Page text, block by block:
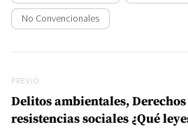
No Convencionales
Previo
PREVIO
Delitos ambientales,
resistencias sociales ¿Qué